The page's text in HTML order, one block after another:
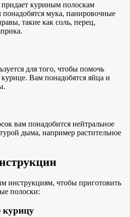
куриным полоскам
мука, панировочные
такие как соль, перец,
для того, чтобы помочь
Вам понадобятся яйца и
вам понадобится нейтральное
дыма, например растительное
инструкциям, чтобы приготовить
полоски:
курицу